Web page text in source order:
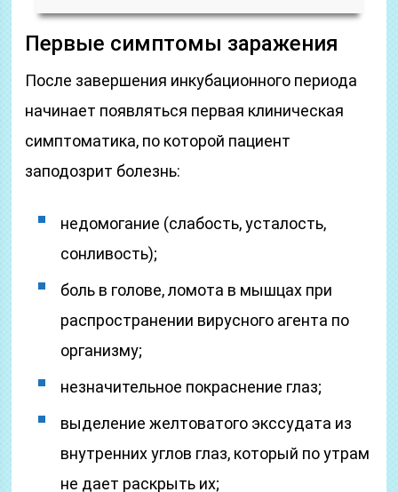
Первые симптомы заражения
После завершения инкубационного периода
начинает появляться первая клиническая
симптоматика, по которой пациент
заподозрит болезнь:
недомогание (слабость, усталость,
сонливость);
боль в голове, ломота в мышцах при
распространении вирусного агента по
организму;
незначительное покраснение глаз;
выделение желтоватого экссудата из
внутренних углов глаз, который по утрам
не дает раскрыть их;